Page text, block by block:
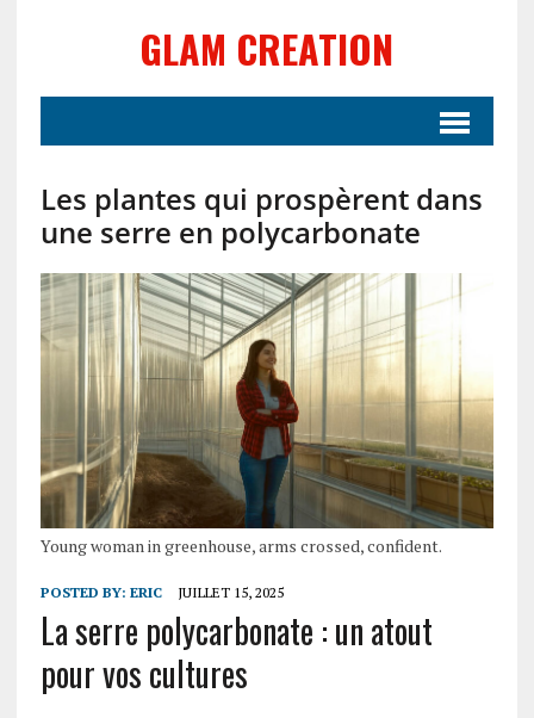
GLAM CREATION
Les plantes qui prospèrent dans
une serre en polycarbonate
Young woman in greenhouse, arms crossed, confident.
POSTED BY: ERIC JUILLET 15, 2025
La serre polycarbonate : un atout
pour vos cultures